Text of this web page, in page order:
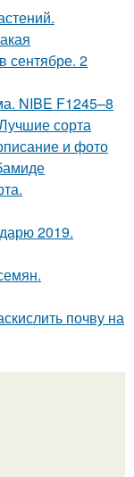
сентябре. 2
NIBE F1245–8
сорта
и фото
2019.
почву на